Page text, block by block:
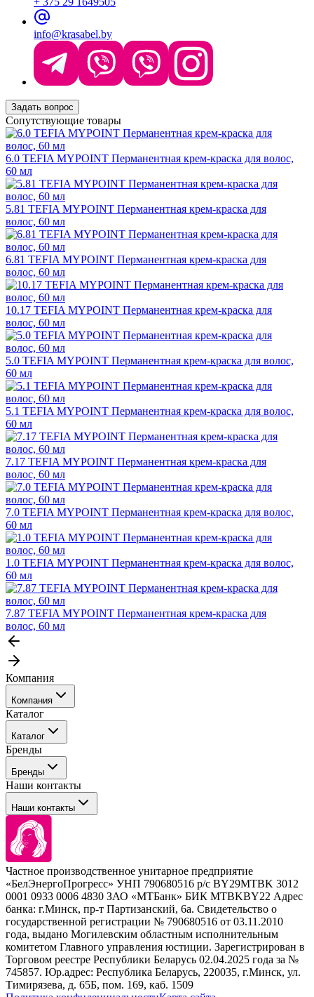
info@krasabel.by
Задать вопрос
Сопутствующие товары
6.0 TEFIA MYPOINT Перманентная крем-краска для волос,
60 мл
5.81 TEFIA MYPOINT Перманентная крем-краска для
волос, 60 мл
6.81 TEFIA MYPOINT Перманентная крем-краска для
волос, 60 мл
10.17 TEFIA MYPOINT Перманентная крем-краска для
волос, 60 мл
5.0 TEFIA MYPOINT Перманентная крем-краска для волос,
60 мл
5.1 TEFIA MYPOINT Перманентная крем-краска для волос,
60 мл
7.17 TEFIA MYPOINT Перманентная крем-краска для
волос, 60 мл
7.0 TEFIA MYPOINT Перманентная крем-краска для волос,
60 мл
1.0 TEFIA MYPOINT Перманентная крем-краска для волос,
60 мл
7.87 TEFIA MYPOINT Перманентная крем-краска для
волос, 60 мл
Компания
Компания
События
Покупателю
Каталог
Каталог
Профессиональные средства для окрашивания волос
Сервисные средства
Уход
Стайлинг
Брови и ресницы
Барберинг
Наборы
Расходные материалы
Бренды
Бренды
Tefia
Concept
Kezy
Barex
Sim Sensitive
Kebren
Selective Professional
White Line
Наши контакты
Наши контакты
+ 375 44 7233514
+ 375 29 1649505
info@krasabel.by
Офис: г. Минск, ул. Тимирязева 65Б, офис 1509
Склад: г. Минск, ул. Домбровская, 15
Частное производственное унитарное предприятие
«БелЭнергоПрогресс» УНП 790680516 р/с BY29MTBK 3012
0001 0933 0006 4830 ЗАО «МТБанк» БИК MTBKBY22 Адрес
банка: г.Минск, пр-т Партизанский, 6а. Свидетельство о
государственной регистрации № 790680516 от 03.11.2010
года, выдано Могилевским областным исполнительным
комитетом Главного управления юстиции. Зарегистрирован в
Торговом реестре Республики Беларусь 02.04.2025 года за №
745857. Юр.адрес: Республика Беларусь, 220035, г.Минск, ул.
Тимирязева, д. 65Б, пом. 169, каб. 1509